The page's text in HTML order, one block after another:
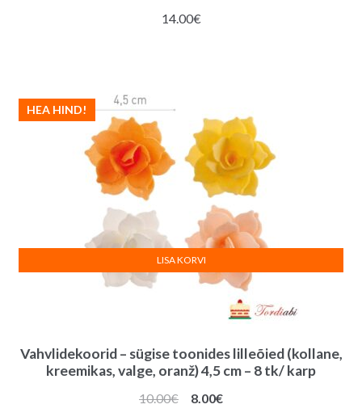
14.00€
Vahvlidekoorid – sügise toonides lilleõied (kollane,
kreemikas, valge, oranž) 4,5 cm – 8 tk/ karp
HEA HIND!
10.00€
Algne
8.00€Praegune
LISA KORVI